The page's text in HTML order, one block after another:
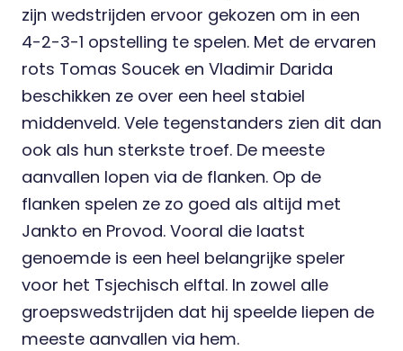
zijn wedstrijden ervoor gekozen om in een
4-2-3-1 opstelling te spelen. Met de ervaren
rots Tomas Soucek en Vladimir Darida
beschikken ze over een heel stabiel
middenveld. Vele tegenstanders zien dit dan
ook als hun sterkste troef. De meeste
aanvallen lopen via de flanken. Op de
flanken spelen ze zo goed als altijd met
Jankto en Provod. Vooral die laatst
genoemde is een heel belangrijke speler
voor het Tsjechisch elftal. In zowel alle
groepswedstrijden dat hij speelde liepen de
meeste aanvallen via hem.